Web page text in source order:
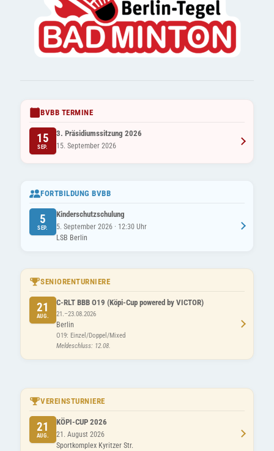
BVBB TERMINE
15
SEP.
3. Präsidiumssitzung 2026
15. September 2026
FORTBILDUNG BVBB
5
SEP.
Kinderschutzschulung
5. September 2026 · 12:30 Uhr
LSB Berlin
SENIORENTURNIERE
21
AUG.
C-RLT BBB O19 (Köpi-Cup powered by VICTOR)
21.–23.08.2026
Berlin
O19: Einzel/Doppel/Mixed
Meldeschluss: 12.08.
VEREINSTURNIERE
21
AUG.
KÖPI-CUP 2026
21. August 2026
Sportkomplex Kyritzer Str.